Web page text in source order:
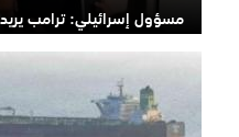
مسؤول إسرائيلي: ترامب